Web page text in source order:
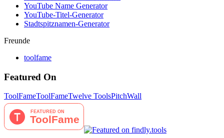
YouTube Name Generator
YouTube-Titel-Generator
Stadtspitznamen-Generator
Freunde
toolfame
Featured On
ToolFameToolFameTwelve ToolsPitchWall